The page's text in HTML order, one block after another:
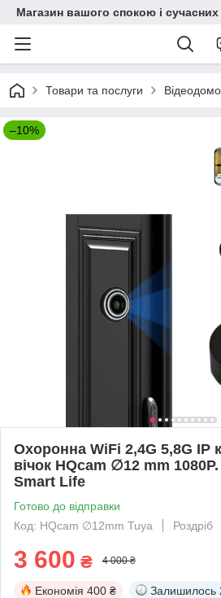
Магазин вашого спокою і сучасних
Товари та послуги
–10%
Охоронна WiFi 2,4G 5,8G IP
вічок HQcam ∅12 mm
Smart Life
Готово до відправки
Код: HQcam ∅​​​​​​​12mm Tuya
Роздріб
3 600 ₴ 4 000 ₴
Економія 400 ₴ Залишилось